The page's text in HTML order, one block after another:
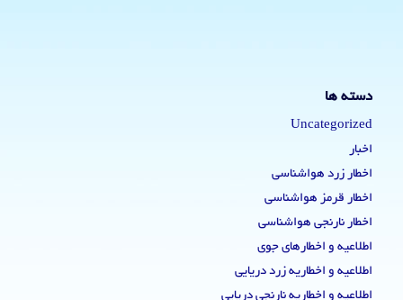
دسته ها
Uncategorized
اخبار
اخطار زرد هواشناسی
اخطار قرمز هواشناسی
اخطار نارنجی هواشناسی
اطلاعیه و اخطارهای جوی
اطلاعیه و اخطاریه زرد دریایی
اطلاعیه و اخطاریه نارنجی دریایی